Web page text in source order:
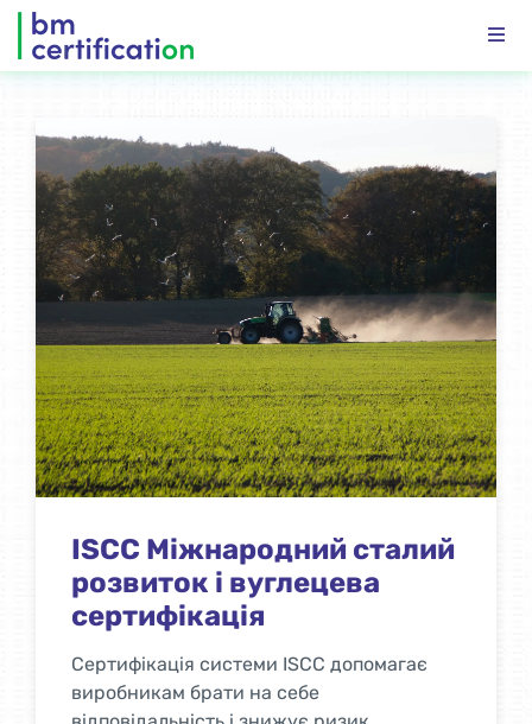
Маркування UKCA
Після того, як продукт був позначений
UKCA, споживач може бути впевнений,
що продукція, що постачається,
відповідає принаймні мінімальним
вимогам до продуктивності, викладеним